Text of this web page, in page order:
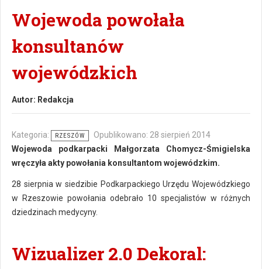
Wojewoda powołała
konsultanów
wojewódzkich
Autor: Redakcja
Kategoria: RZESZÓW
Opublikowano: 28 sierpień 2014
Wojewoda podkarpacki Małgorzata Chomycz-Śmigielska
wręczyła akty powołania konsultantom wojewódzkim.
28 sierpnia w siedzibie Podkarpackiego Urzędu Wojewódzkiego
w Rzeszowie powołania odebrało 10 specjalistów w różnych
dziedzinach medycyny.
Wizualizer 2.0 Dekoral: